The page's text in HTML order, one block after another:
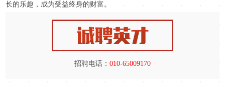
长的乐趣，成为受益终身的财富。
招聘电话： 010-65009170